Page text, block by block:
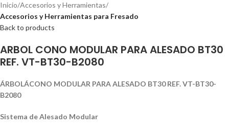
Inicio Accesorios y Herramientas
Accesorios y Herramientas para Fresado
Back to products
ARBOL CONO MODULAR PARA ALESADO BT30
REF. VT-BT30-B2080
ÁRBOLÁCONO MODULAR PARA ALESADO BT30 REF. VT-BT30-
B2080
Sistema de Alesado Modular